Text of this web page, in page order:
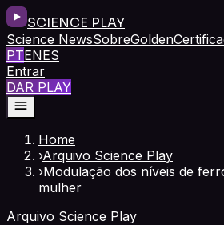
SCIENCE PLAY
Science NewsSobreGolden
PTENES
Entrar
DAR PLAY
Home
›Arquivo Science Play
›Modulação dos níveis de
mulher
Arquivo Science Play